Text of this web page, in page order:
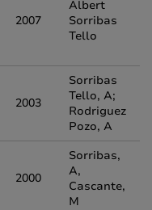
2007
Albert
Sorribas
Tello
2003
Sorribas
Tello, A;
Rodriguez
Pozo, A
2000
Sorribas,
A,
Cascante,
M